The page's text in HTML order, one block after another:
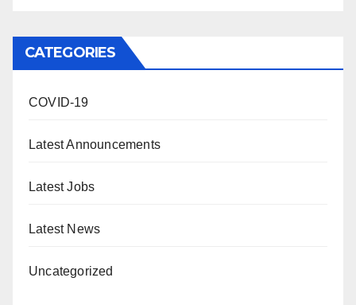
CATEGORIES
COVID-19
Latest Announcements
Latest Jobs
Latest News
Uncategorized